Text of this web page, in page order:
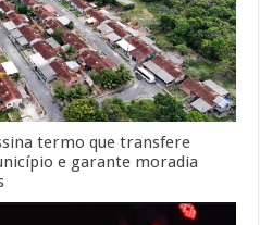
termo que transfere
e garante moradia